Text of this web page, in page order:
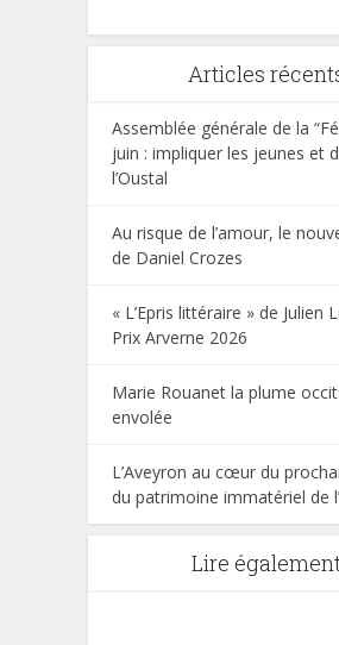
Articles
Assemblée générale de la
juin : impliquer les jeunes et
l’Oustal
Au risque de l’amour, le
de Daniel Crozes
« L’Epris littéraire » de Julien
Prix Arverne 2026
Marie Rouanet la plume
envolée
L’Aveyron au cœur du
du patrimoine immatériel de
Lire